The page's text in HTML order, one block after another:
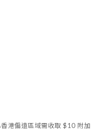
港偏遠區域需收取 $10 附加